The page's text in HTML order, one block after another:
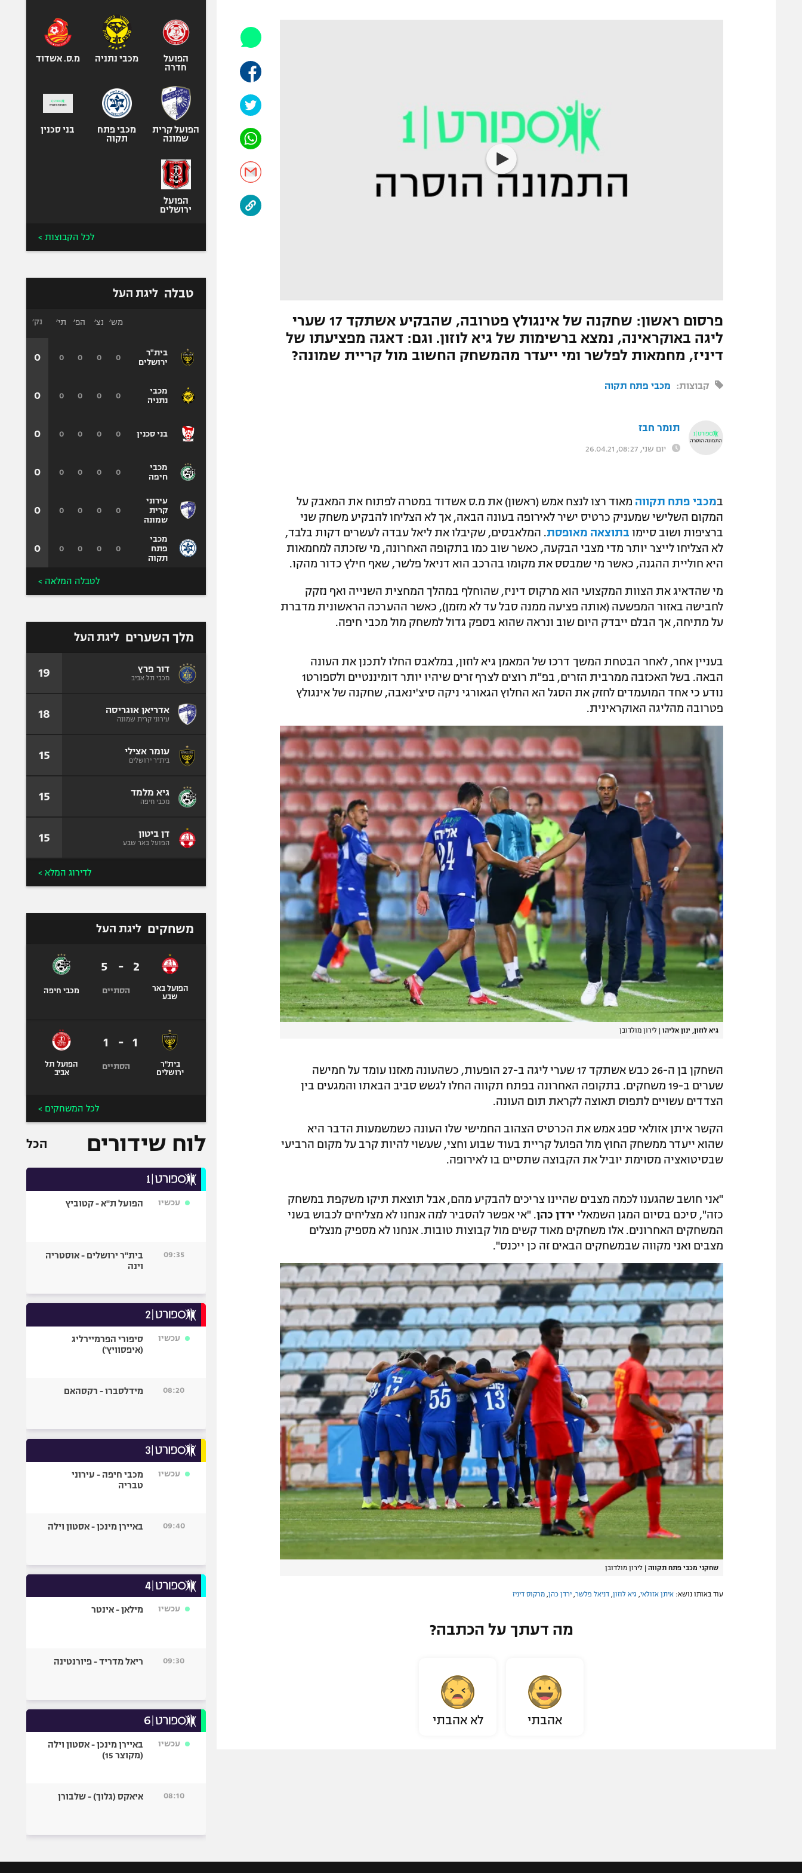
אופניים
ספורט מוטורי
כדורמים
בייסבול MLB
ספורט אתגרי
אומנויות לחימה
פרסום ראשון: שחקנה של אינגולץ פטרובה, שהבקיע אשתקד 17 שערי
ליגה באוקראינה, נמצא ברשימות של גיא לוזון. וגם: דאגה מפציעתו של
דיניז, מחמאות לפלשר ומי ייעדר מהמשחק החשוב מול קריית שמונה?
קבוצות: מכבי פתח תקוה
תומר חבז
יום שני, 08:27, 26.04.21
במכבי פתח תקווה מאוד רצו לנצח אמש (ראשון) את מ.ס אשדוד במטרה לפתוח את המאבק על
המקום השלישי שמעניק כרטיס ישיר לאירופה בעונה הבאה, אך לא הצליחו להבקיע משחק שני
ברציפות ושוב סיימו בתוצאה מאופסת. המלאבסים, שקיבלו את ליאל עבדה לעשרים דקות בלבד,
לא הצליחו לייצר יותר מדי מצבי הבקעה, כאשר שוב כמו בתקופה האחרונה, מי שזכתה למחמאות
היא חוליית ההגנה, כאשר מי שמבסס את מקומו בהרכב הוא דניאל פלשר, שאף חילץ כדור מהקו.
מי שהדאיג את הצוות המקצועי הוא מרקוס דיניז, שהוחלף במהלך המחצית השנייה ואף נזקק
לחבישה באזור המפשעה (אותה פציעה ממנה סבל עד לא מזמן), כאשר ההערכה הראשונית מדברת
על מתיחה, אך הבלם ייבדק היום שוב ונראה שהוא בספק גדול למשחק מול מכבי חיפה.
בעניין אחר, לאחר הבטחת המשך דרכו של המאמן גיא לוזון, במלאבס החלו לתכנן את העונה
הבאה. בשל האכזבה ממרבית הזרים, בפ"ת רוצים לצרף זרים שיהיו יותר דומיננטיים ולספורט1
נודע כי אחד המועמדים לחזק את הסגל הא החלוץ הגאורגי ניקה סיצ'ינאבה, שחקנה של אינגולץ
פטרובה מהליגה האוקראינית.
גיא לוזון, ינון אליהו | לירון מולדובן
השחקן בן ה-26 כבש אשתקד 17 שערי ליגה ב-27 הופעות, כשהעונה מאזנו עומד על חמישה
שערים ב-19 משחקים. בתקופה האחרונה בפתח תקווה החלו לגשש סביב הבאתו והמגעים בין
הצדדים עשויים לתפוס תאוצה לקראת תום העונה.
הקשר איתן אזולאי ספג אמש את הכרטיס הצהוב החמישי שלו העונה כשמשמעות הדבר היא
שהוא ייעדר ממשחק החוץ מול הפועל קריית בעוד שבוע וחצי, שעשוי להיות קרב על מקום הרביעי
שבסיטואציה מסוימת יוביל את הקבוצה שתסיים בו לאירופה.
"אני חושב שהגענו לכמה מצבים שהיינו צריכים להבקיע מהם, אבל תוצאת תיקו משקפת במשחק
כזה", סיכם בסיום המגן השמאלי ירדן כהן. "אי אפשר להסביר למה אנחנו לא מצליחים לכבוש בשני
המשחקים האחרונים. אלו משחקים מאוד קשים מול קבוצות טובות. אנחנו לא מספיק מנצלים
מצבים ואני מקווה שבמשחקים הבאים זה כן ייכנס".
שחקני מכבי פתח תקווה | לירון מולדובן
עוד באותו נושא: איתן אזולאי גיא לוזון דניאל פלשר ירדן כהן מרקוס דיניז
מה דעתך על הכתבה?
אהבתי לא אהבתי
הפועל
חדרה
מכבי נתניה מ.ס. אשדוד
הפועל קרית
שמונה
מכבי פתח
תקוה
בני סכנין
הפועל
ירושלים
לכל הקבוצות >
טבלה ליגת העל
בית"ר
ירושלים
מכבי
נתניה
בני סכנין
מכבי
חיפה
עירוני
קרית
שמונה
מכבי
פתח
תקוה
מש׳ נצ׳ הפ׳ תי׳
0
0
0
0
0
0
0
0
0
0
0
0
0
0
0
0
0
0
0
0
0
0
0
0
נק׳
0
0
0
0
0
0
לטבלה המלאה >
מלך השערים ליגת העל
דור פרץ
מכבי תל אביב 19
אדריאן אוגריסה
עירוני קרית שמונה 18
עומר אצילי
בית"ר ירושלים 15
גיא מלמד
מכבי חיפה 15
דן ביטון
הפועל באר שבע 15
לדירוג המלא >
משחקים ליגת העל
הפועל באר
שבע
2
-
5
הסתיים מכבי חיפה
בית"ר
ירושלים
1
-
1
הסתיים
הפועל תל
אביב
לכל המשחקים >
לוח שידורים הכל
עכשיו הפועל ת"א - קטוביץ
09:35
בית"ר ירושלים - אוסטריה
וינה
עכשיו
סיפורי הפרמיירליג
(איפסוויץ')
08:20 מידלסברו - רקסהאם
עכשיו
מכבי חיפה - עירוני
טבריה
09:40 באיירן מינכן - אסטון וילה
עכשיו מילאן - אינטר
09:30 ריאל מדריד - פיורנטינה
עכשיו
באיירן מינכן - אסטון וילה
(מקוצר 15)
08:10 איאקס (גלוך) - שלבורן